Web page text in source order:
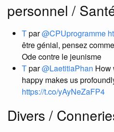
personnel /
Tpar@CPUprogramme
être génial, pensez
Ode contre le jeunisme
Tpar@LaetitiaPhan How
happy makes us
https://t.co/yAyNeZaFP4
Divers /